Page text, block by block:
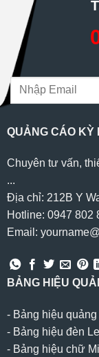
QUẢNG CÁO KỲ
Chuyên tư vấn,
...
Địa chỉ: 212B Y
Hotline: 0947 802
Email:
BẢNG HIỆU
- Bảng hiệu
- Bảng hiệu đèn
- Bảng hiệu chữ